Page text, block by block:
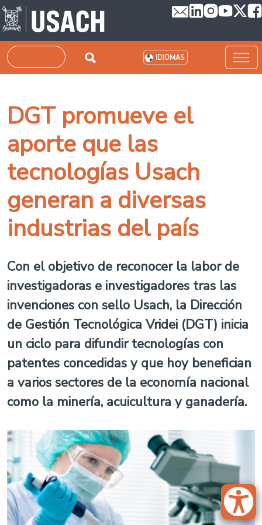
Pasar al contenido principal
Buscar IDIOMAS
DGT promueve el
aporte que las
tecnologías Usach
generan a diversas
industrias del país
Con el objetivo de reconocer la labor de
investigadoras e investigadores tras las
invenciones con sello Usach, la Dirección
de Gestión Tecnológica Vridei (DGT) inicia
un ciclo para difundir tecnologías con
patentes concedidas y que hoy benefician
a varios sectores de la economía nacional
como la minería, acuicultura y ganadería.